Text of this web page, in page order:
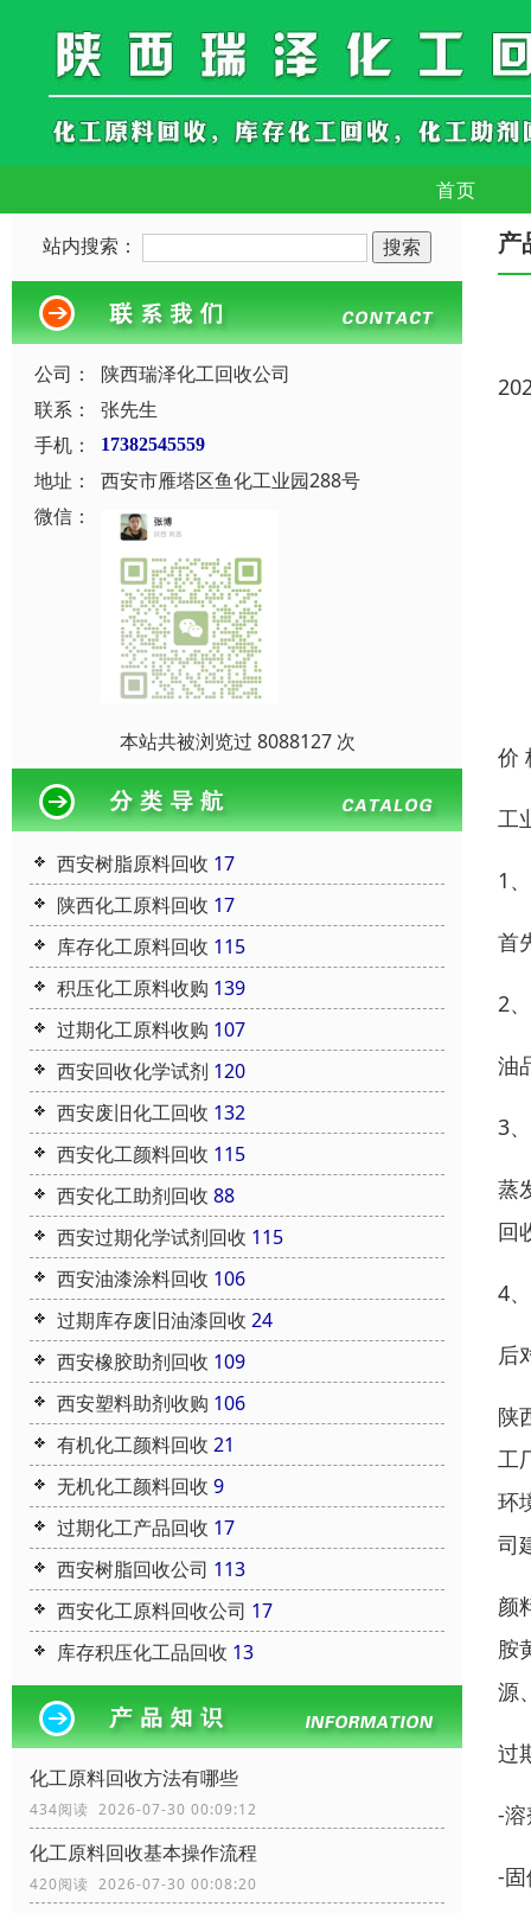
首页
站内搜索：
公司：
陕西瑞泽化工回收公司
联系：
张先生
手机：
17382545559
地址：
西安市雁塔区鱼化工业园288号
微信：
本站共被浏览过 8088127 次
西安树脂原料回收 17
陕西化工原料回收 17
库存化工原料回收 115
积压化工原料收购 139
过期化工原料收购 107
西安回收化学试剂 120
西安废旧化工回收 132
西安化工颜料回收 115
西安化工助剂回收 88
西安过期化学试剂回收 115
西安油漆涂料回收 106
过期库存废旧油漆回收 24
西安橡胶助剂回收 109
西安塑料助剂收购 106
有机化工颜料回收 21
无机化工颜料回收 9
过期化工产品回收 17
西安树脂回收公司 113
西安化工原料回收公司 17
库存积压化工品回收 13
化工原料回收方法有哪些
434阅读 2026-07-30 00:09:12
化工原料回收基本操作流程
420阅读 2026-07-30 00:08:20
产
价
工
1
首
2
油
3
蒸
回
4
后
陕
工
环
司
颜
胺
源
过
-
-